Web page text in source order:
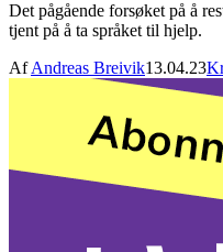
Det pågående forsøket på å
tjent på å ta språket til hjelp.
AfAndreas Breivik13.04.23